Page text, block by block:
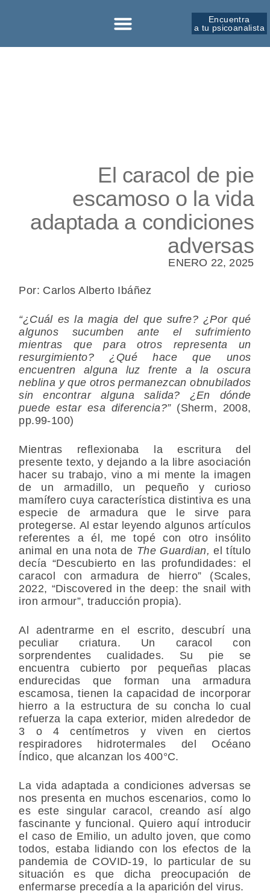
Encuentra
a tu psicoanalista
El caracol de pie
escamoso o la vida
adaptada a condiciones
adversas
ENERO 22, 2025
Por: Carlos Alberto Ibáñez
“¿Cuál es la magia del que sufre? ¿Por qué
algunos sucumben ante el sufrimiento
mientras que para otros representa un
resurgimiento? ¿Qué hace que unos
encuentren alguna luz frente a la oscura
neblina y que otros permanezcan obnubilados
sin encontrar alguna salida? ¿En dónde
puede estar esa diferencia?” (Sherm, 2008,
pp.99-100)
Mientras reflexionaba la escritura del
presente texto, y dejando a la libre asociación
hacer su trabajo, vino a mi mente la imagen
de un armadillo, un pequeño y curioso
mamífero cuya característica distintiva es una
especie de armadura que le sirve para
protegerse. Al estar leyendo algunos artículos
referentes a él, me topé con otro insólito
animal en una nota de The Guardian,el título
decía “Descubierto en las profundidades: el
caracol con armadura de hierro” (Scales,
2022, “Discovered in the deep: the snail with
iron armour”, traducción propia).
Al adentrarme en el escrito, descubrí una
peculiar criatura. Un caracol con
sorprendentes cualidades. Su pie se
encuentra cubierto por pequeñas placas
endurecidas que forman una armadura
escamosa, tienen la capacidad de incorporar
hierro a la estructura de su concha lo cual
refuerza la capa exterior, miden alrededor de
3 o 4 centímetros y viven en ciertos
respiradores hidrotermales del Océano
Índico, que alcanzan los 400°C.
La vida adaptada a condiciones adversas se
nos presenta en muchos escenarios, como lo
es este singular caracol, creando así algo
fascinante y funcional. Quiero aquí introducir
el caso de Emilio, un adulto joven, que como
todos, estaba lidiando con los efectos de la
pandemia de COVID-19, lo particular de su
situación es que dicha preocupación de
enfermarse precedía a la aparición del virus.